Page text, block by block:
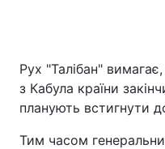
Рух "Талібан"
з Кабула країни
планують встигнути
Тим часом